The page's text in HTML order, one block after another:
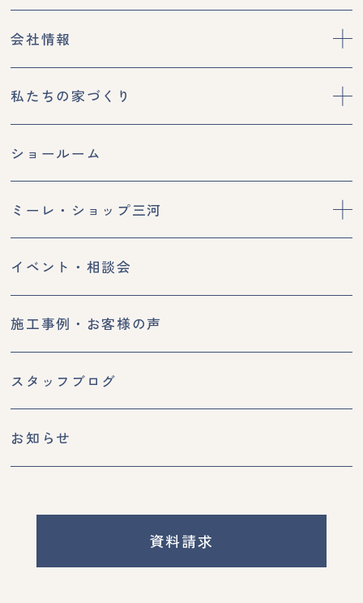
会社情報
私たちの家づくり
ショールーム
ミーレ・ショップ三河
イベント・相談会
施工事例・お客様の声
スタッフブログ
お知らせ
資料請求